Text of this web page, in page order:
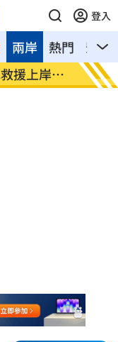
登入
熱門 影音
兩岸
斯首秀泡
白海